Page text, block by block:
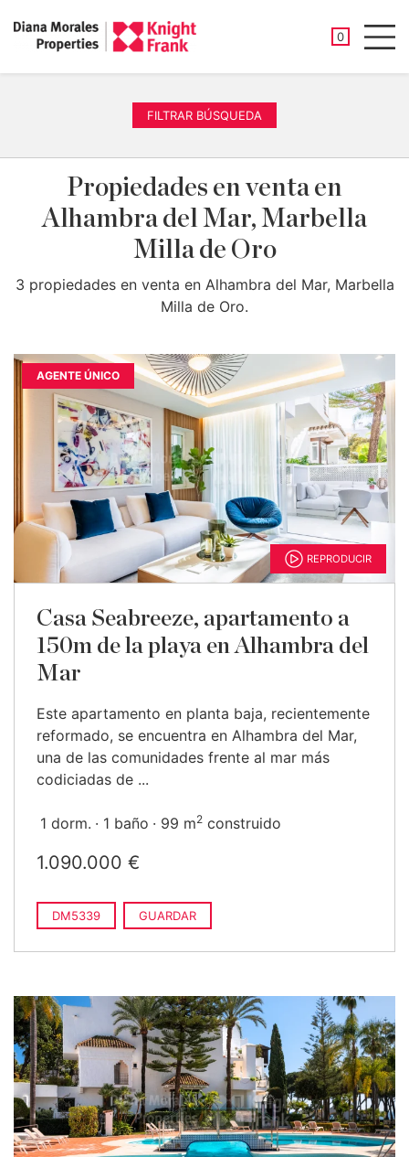
0
FILTRAR BÚSQUEDA
Propiedades en venta en
Alhambra del Mar, Marbella
Milla de Oro
3 propiedades en venta en Alhambra del Mar, Marbella
Milla de Oro.
AGENTE ÚNICO
REPRODUCIR
Casa Seabreeze, apartamento a
150m de la playa en Alhambra del
Mar
Este apartamento en planta baja, recientemente
reformado, se encuentra en Alhambra del Mar,
una de las comunidades frente al mar más
codiciadas de ...
1 dorm. 1 baño 99 m2 construido
1.090.000 €
DM5339 GUARDAR